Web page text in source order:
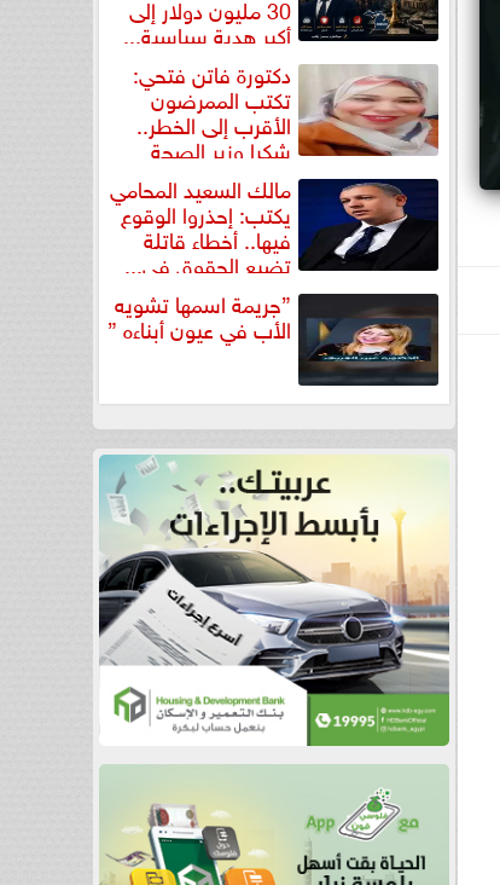
30 مليون دولار إلى
أكبر هدية سياسية...
دكتورة فاتن فتحي:
تكتب الممرضون
الأقرب إلى الخطر..
شكرا وزير الصحة
لتكريم... مالك السعيد المحامي
يكتب: إحذروا الوقوع
فيها.. أخطاء قاتلة
تضيع الحقوق في...
”جريمة اسمها تشويه
الأب في عيون أبناءه ”